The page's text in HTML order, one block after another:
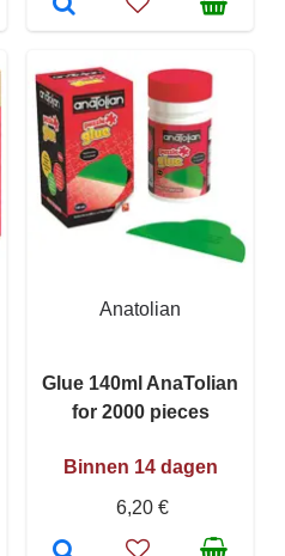
Anatolian
Glue 140ml AnaTolian
for 2000 pieces
Binnen 14 dagen
6,20 €